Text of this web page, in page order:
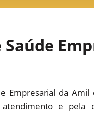
Saúde
Empresarial da
e pela